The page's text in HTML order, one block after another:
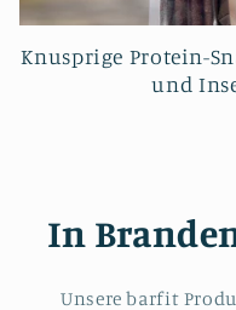
Knusprige Protein-
und
In
Unsere barfit